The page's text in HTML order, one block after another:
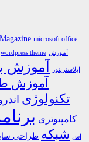
Magazine microsoft office
wordpress theme آموزش
ایلاستریتور آموزش
آموزش
تکنولوژی
کامپیوتری
اس شبکه طراحی